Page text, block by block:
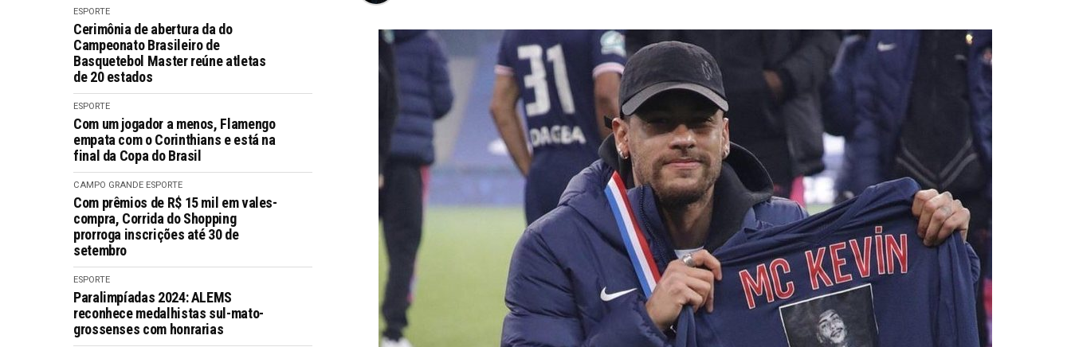
ESPORTE
Cerimônia de abertura da do
Campeonato Brasileiro de
Basquetebol Master reúne atletas
de 20 estados
ESPORTE
Com um jogador a menos, Flamengo
empata com o Corinthians e está na
final da Copa do Brasil
CAMPO GRANDE ESPORTE
Com prêmios de R$ 15 mil em vales-
compra, Corrida do Shopping
prorroga inscrições até 30 de
setembro
ESPORTE
Paralimpíadas 2024: ALEMS
reconhece medalhistas sul-mato-
grossenses com honrarias